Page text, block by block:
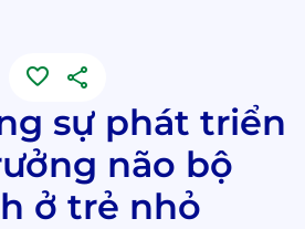
sự phát triển
não bộ
ở trẻ nhỏ